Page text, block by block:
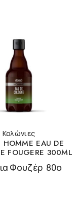
Κολώνιες
HOMME EAU DE
FOUGERE 300ML
Φουζέρ 80ο